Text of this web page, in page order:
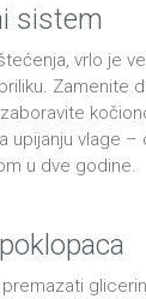
sistem
vrlo je
Zamenite
upijanju vlage –
u dve godine.